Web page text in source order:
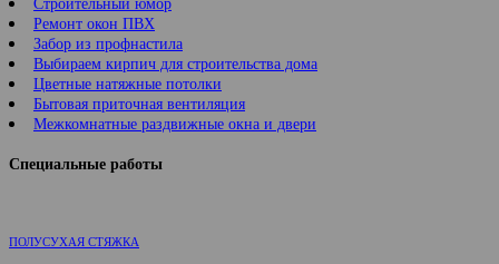
Строительный юмор
Ремонт окон ПВХ
Забор из профнастила
Выбираем кирпич для строительства дома
Цветные натяжные потолки
Бытовая приточная вентиляция
Межкомнатные раздвижные окна и двери
Специальные работы
ПОЛУСУХАЯ СТЯЖКА